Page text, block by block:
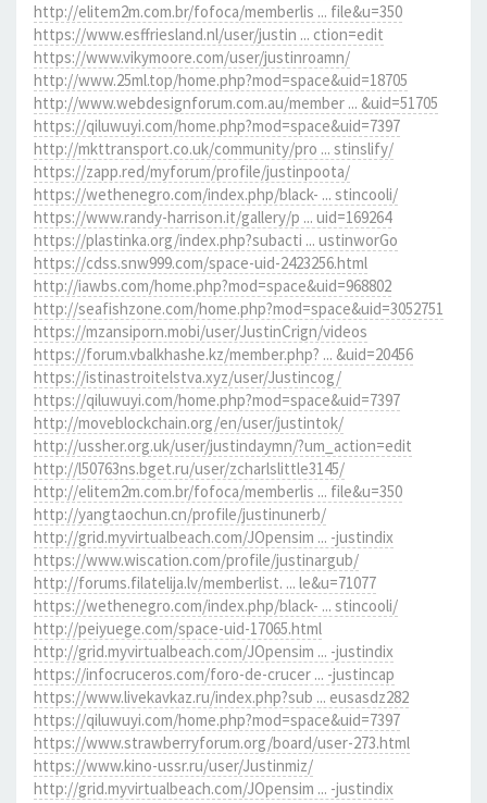
http://elitem2m.com.br/fofoca/memberlis ... file&u=350
https://www.esffriesland.nl/user/justin ... ction=edit
https://www.vikymoore.com/user/justinroamn/
http://www.25ml.top/home.php?mod=space&uid=18705
http://www.webdesignforum.com.au/member ... &uid=51705
https://qiluwuyi.com/home.php?mod=space&uid=7397
http://mkttransport.co.uk/community/pro ... stinslify/
https://zapp.red/myforum/profile/justinpoota/
https://wethenegro.com/index.php/black- ... stincooli/
https://www.randy-harrison.it/gallery/p ... uid=169264
https://plastinka.org/index.php?subacti ... ustinworGo
https://cdss.snw999.com/space-uid-2423256.html
http://iawbs.com/home.php?mod=space&uid=968802
http://seafishzone.com/home.php?mod=space&uid=3052751
https://mzansiporn.mobi/user/JustinCrign/videos
https://forum.vbalkhashe.kz/member.php? ... &uid=20456
https://istinastroitelstva.xyz/user/Justincog/
https://qiluwuyi.com/home.php?mod=space&uid=7397
http://moveblockchain.org/en/user/justintok/
http://ussher.org.uk/user/justindaymn/?um_action=edit
http://l50763ns.bget.ru/user/zcharlslittle3145/
http://elitem2m.com.br/fofoca/memberlis ... file&u=350
http://yangtaochun.cn/profile/justinunerb/
http://grid.myvirtualbeach.com/JOpensim ... -justindix
https://www.wiscation.com/profile/justinargub/
http://forums.filatelija.lv/memberlist. ... le&u=71077
https://wethenegro.com/index.php/black- ... stincooli/
http://peiyuege.com/space-uid-17065.html
http://grid.myvirtualbeach.com/JOpensim ... -justindix
https://infocruceros.com/foro-de-crucer ... -justincap
https://www.livekavkaz.ru/index.php?sub ... eusasdz282
https://qiluwuyi.com/home.php?mod=space&uid=7397
https://www.strawberryforum.org/board/user-273.html
https://www.kino-ussr.ru/user/Justinmiz/
http://grid.myvirtualbeach.com/JOpensim ... -justindix